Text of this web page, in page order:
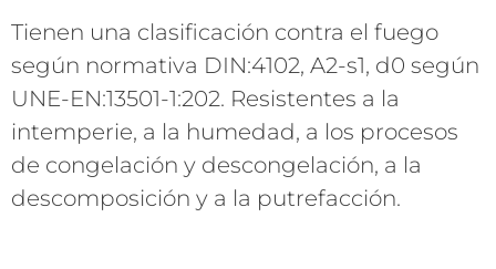
Tienen una clasificación contra el fuego
según normativa DIN:4102, A2-s1, d0 según
UNE-EN:13501-1:202. Resistentes a la
intemperie, a la humedad, a los procesos
de congelación y descongelación, a la
descomposición y a la putrefacción.